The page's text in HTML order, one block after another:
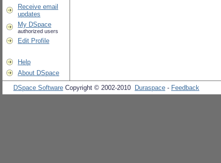
Receive email
updates
My DSpace
authorized users
Edit Profile
Help
About DSpace
DSpace Software Copyright © 2002-2010 Duraspace - Feedback